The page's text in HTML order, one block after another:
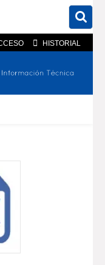
HISTORIAL
En el sitio